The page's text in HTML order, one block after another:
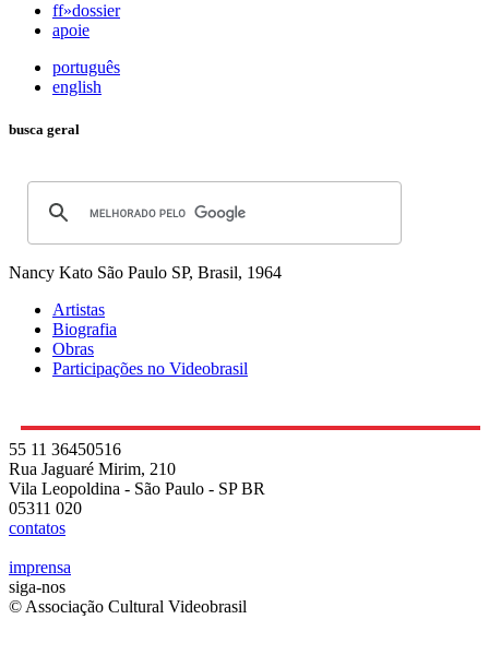
ff»dossier
apoie
português
english
busca geral
Nancy Kato São Paulo SP, Brasil, 1964
Artistas
Biografia
Obras
Participações no Videobrasil
55 11 36450516
Rua Jaguaré Mirim, 210
Vila Leopoldina - São Paulo - SP BR
05311 020
contatos
imprensa
siga-nos
© Associação Cultural Videobrasil